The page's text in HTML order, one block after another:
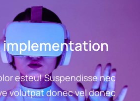
esteu! Suspendisse nec
volutpat donec vel donec